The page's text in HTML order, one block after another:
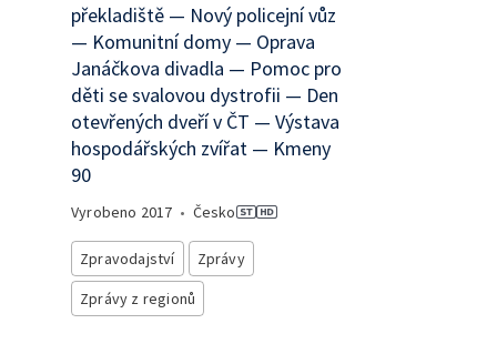
překladiště — Nový policejní vůz
— Komunitní domy — Oprava
Janáčkova divadla — Pomoc pro
děti se svalovou dystrofii — Den
otevřených dveří v ČT — Výstava
hospodářských zvířat — Kmeny
90
Vyrobeno 2017 • Česko
Zpravodajství
Zprávy
Zprávy z regionů